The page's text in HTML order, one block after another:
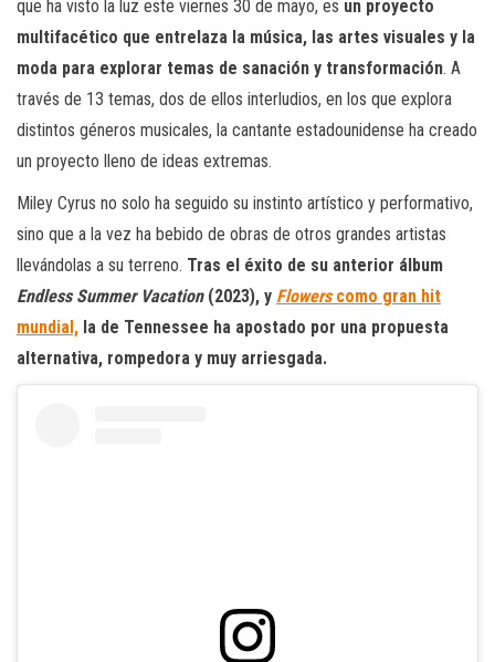
que ha visto la luz este viernes 30 de mayo, es un proyecto
multifacético que entrelaza la música, las artes visuales y la
moda para explorar temas de sanación y transformación. A
través de 13 temas, dos de ellos interludios, en los que explora
distintos géneros musicales, la cantante estadounidense ha creado
un proyecto lleno de ideas extremas.
Miley Cyrus no solo ha seguido su instinto artístico y performativo,
sino que a la vez ha bebido de obras de otros grandes artistas
llevándolas a su terreno. Tras el éxito de su anterior álbum
Endless Summer Vacation (2023), y Flowerscomo gran hit
mundial, la de Tennessee ha apostado por una propuesta
alternativa, rompedora y muy arriesgada.